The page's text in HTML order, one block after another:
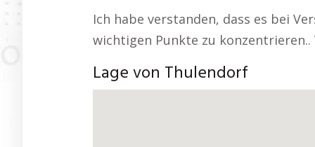
Ich habe verstanden, dass es bei
wichtigen Punkte zu
Lage von Thulendorf